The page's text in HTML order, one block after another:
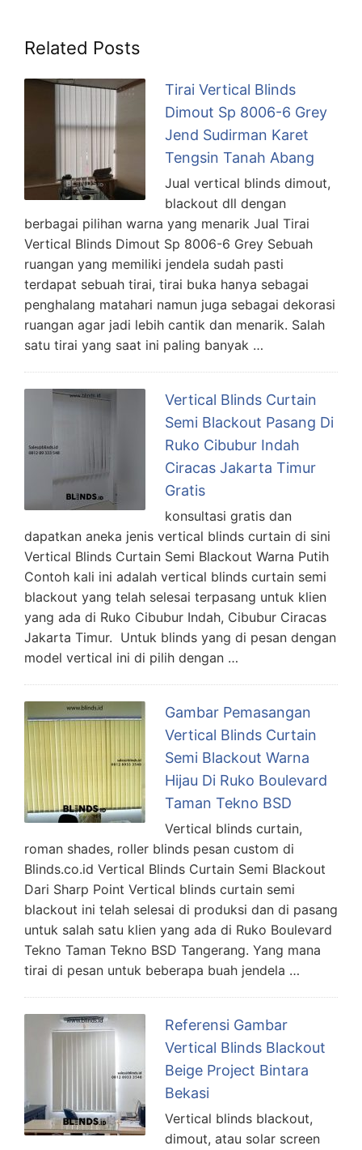
Related Posts
Tirai Vertical Blinds
Dimout Sp 8006-6 Grey
Jend Sudirman Karet
Tengsin Tanah Abang
Jual vertical blinds dimout,
blackout dll dengan
berbagai pilihan warna yang menarik Jual Tirai
Vertical Blinds Dimout Sp 8006-6 Grey Sebuah
ruangan yang memiliki jendela sudah pasti
terdapat sebuah tirai, tirai buka hanya sebagai
penghalang matahari namun juga sebagai dekorasi
ruangan agar jadi lebih cantik dan menarik. Salah
satu tirai yang saat ini paling banyak …
Vertical Blinds Curtain
Semi Blackout Pasang Di
Ruko Cibubur Indah
Ciracas Jakarta Timur
Gratis
konsultasi gratis dan
dapatkan aneka jenis vertical blinds curtain di sini
Vertical Blinds Curtain Semi Blackout Warna Putih
Contoh kali ini adalah vertical blinds curtain semi
blackout yang telah selesai terpasang untuk klien
yang ada di Ruko Cibubur Indah, Cibubur Ciracas
Jakarta Timur. Untuk blinds yang di pesan dengan
model vertical ini di pilih dengan …
Gambar Pemasangan
Vertical Blinds Curtain
Semi Blackout Warna
Hijau Di Ruko Boulevard
Taman Tekno BSD
Vertical blinds curtain,
roman shades, roller blinds pesan custom di
Blinds.co.id Vertical Blinds Curtain Semi Blackout
Dari Sharp Point Vertical blinds curtain semi
blackout ini telah selesai di produksi dan di pasang
untuk salah satu klien yang ada di Ruko Boulevard
Tekno Taman Tekno BSD Tangerang. Yang mana
tirai di pesan untuk beberapa buah jendela …
Referensi Gambar
Vertical Blinds Blackout
Beige Project Bintara
Bekasi
Vertical blinds blackout,
dimout, atau solar screen